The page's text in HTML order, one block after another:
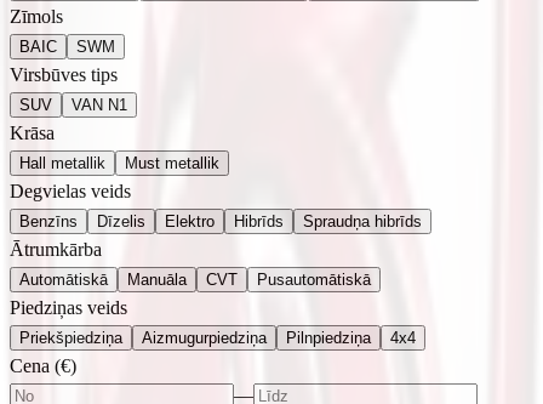
Zīmols
BAIC SWM
Virsbūves tips
SUV VAN N1
Krāsa
Hall metallik Must metallik
Degvielas veids
Benzīns Dīzelis Elektro Hibrīds Spraudņa hibrīds
Ātrumkārba
Automātiskā Manuāla CVT Pusautomātiskā
Piedziņas veids
Priekšpiedziņa Aizmugurpiedziņa Pilnpiedziņa 4x4
Cena (€)
—